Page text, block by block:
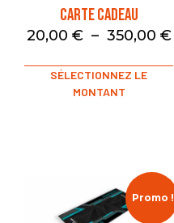
Carte Cadeau
20,00 € – 350,00 €
SÉLECTIONNEZ LE
MONTANT
Promo !